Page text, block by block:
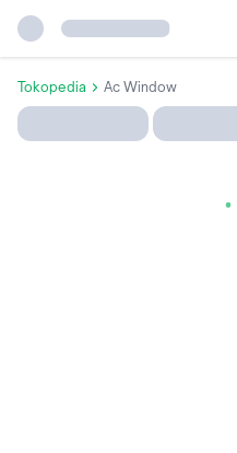
Tokopedia Ac Window